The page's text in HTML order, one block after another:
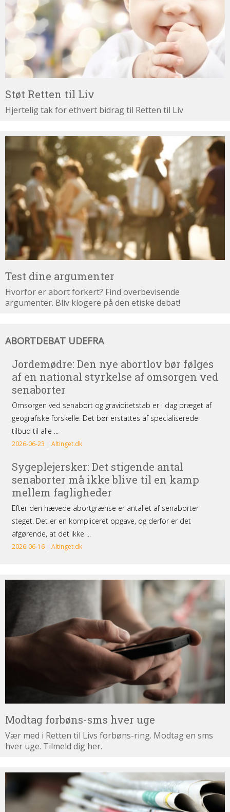
Støt Retten til Liv
Hjertelig tak for ethvert bidrag til Retten til Liv
Test
dine
argumenter
Test dine argumenter
Hvorfor er abort forkert? Find overbevisende
argumenter. Bliv klogere på den etiske debat!
udefra
ABORTDEBAT UDEFRA
uge
Modtag forbøns-sms hver uge
Vær med i Retten til Livs forbøns-ring. Modtag en sms
hver uge. Tilmeld dig her.
Tilmeld
dig
nyhedsbrevet